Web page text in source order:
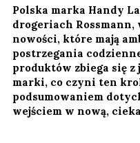
Polska marka Handy
drogeriach Rossmann,
nowości, które mają
postrzegania
produktów zbiega się z
marki, co czyni ten
podsumowaniem
wejściem w nową,